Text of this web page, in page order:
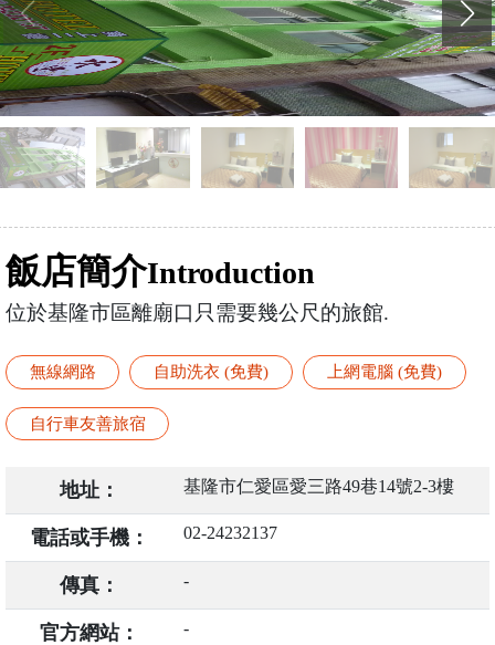
飯店簡介Introduction
位於基隆市區離廟口只需要幾公尺的旅館.
無線網路 自助洗衣 (免費) 上網電腦 (免費)
自行車友善旅宿
地址： 基隆市仁愛區愛三路49巷14號2-3樓
電話或手機： 02-24232137
傳真： -
官方網站： -